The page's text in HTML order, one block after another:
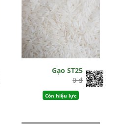
Gạo ST25
0 đ
Còn hiệu lực